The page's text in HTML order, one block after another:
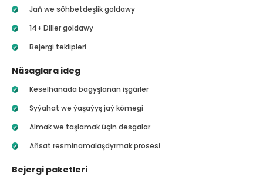
Jaň we söhbetdeşlik goldawy
14+ Diller goldawy
Bejergi teklipleri
Näsaglara ideg
Keselhanada bagyşlanan işgärler
Syýahat we ýaşaýyş jaý kömegi
Almak we taşlamak üçin desgalar
Aňsat resminamalaşdyrmak prosesi
Bejergi paketleri